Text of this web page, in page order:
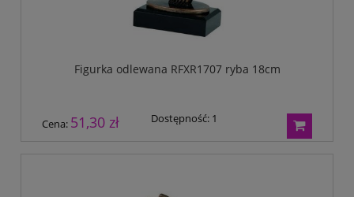
Figurka odlewana RFXR1707 ryba 18cm
Cena: 51,30 zł Dostępność: 1